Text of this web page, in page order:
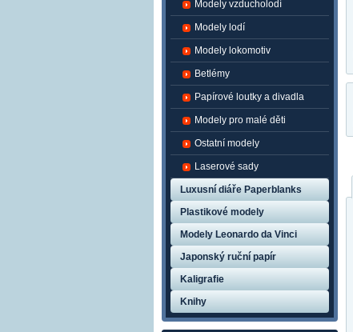
Modely vzducholodí
Modely lodí
Modely lokomotiv
Betlémy
Papírové loutky a divadla
Modely pro malé děti
Ostatní modely
Laserové sady
Luxusní diáře Paperblanks
Plastikové modely
Modely Leonardo da Vinci
Japonský ruční papír
Kaligrafie
Knihy